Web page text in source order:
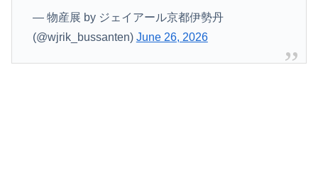
— 物産展 by ジェイアール京都伊勢丹
(@wjrik_bussanten) June 26, 2026